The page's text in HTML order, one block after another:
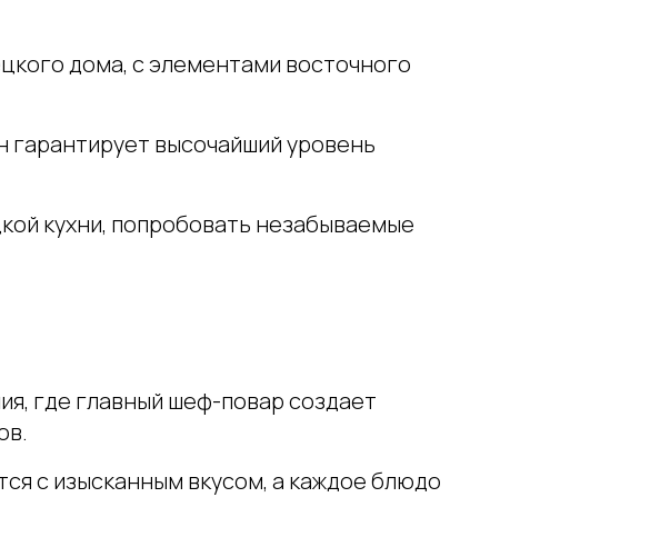
дома, с элементами восточного
высочайший уровень
кухни, попробовать незабываемые
где главный шеф-повар создает
с изысканным вкусом, а каждое блюдо